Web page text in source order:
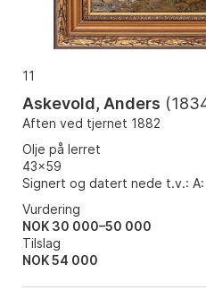
11
Askevold, Anders (
Aften ved tjernet 1882
Olje på lerret
43x59
Signert og datert nede t.v.: A:
Vurdering
NOK 30 000–50 000
Tilslag
NOK54 000